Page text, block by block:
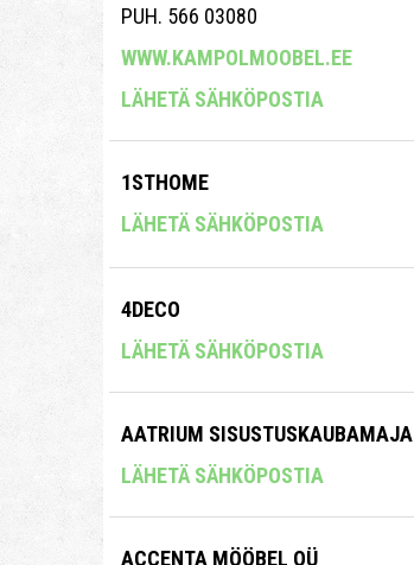
PUH. 566 03080
WWW.KAMPOLMOOBEL.EE
LÄHETÄ SÄHKÖPOSTIA
1STHOME
LÄHETÄ SÄHKÖPOSTIA
4DECO
LÄHETÄ SÄHKÖPOSTIA
AATRIUM SISUSTUSKAUBAMAJA
LÄHETÄ SÄHKÖPOSTIA
ACCENTA MÖÖBEL OÜ